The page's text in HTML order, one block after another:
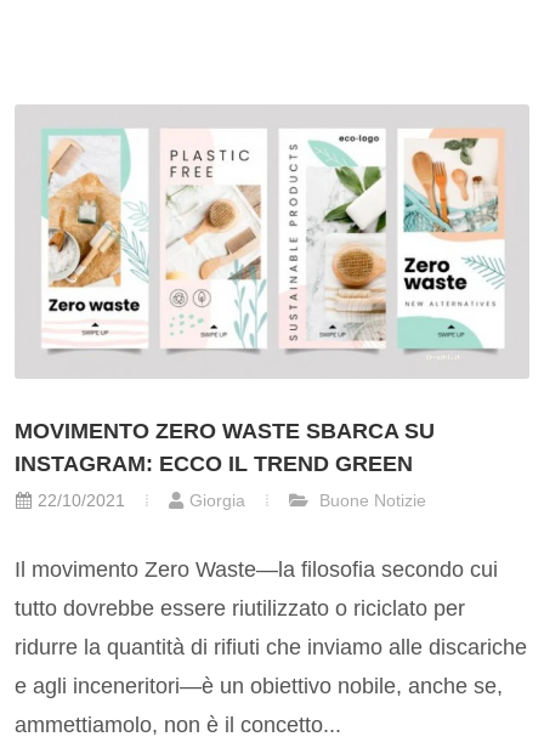
MOVIMENTO ZERO WASTE SBARCA SU
INSTAGRAM: ECCO IL TREND GREEN
22/10/2021 Giorgia Buone Notizie
Il movimento Zero Waste—la filosofia secondo cui
tutto dovrebbe essere riutilizzato o riciclato per
ridurre la quantità di rifiuti che inviamo alle discariche
e agli inceneritori—è un obiettivo nobile, anche se,
ammettiamolo, non è il concetto...